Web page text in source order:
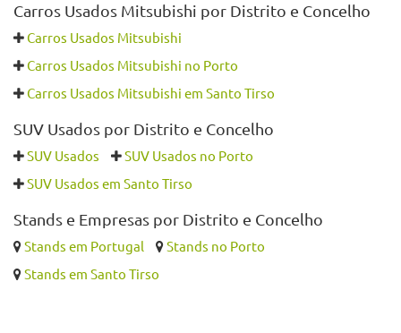
Carros Usados Mitsubishi por Distrito e Concelho
Carros Usados Mitsubishi
Carros Usados Mitsubishi no Porto
Carros Usados Mitsubishi em Santo Tirso
SUV Usados por Distrito e Concelho
SUV Usados
SUV Usados no Porto
SUV Usados em Santo Tirso
Stands e Empresas por Distrito e Concelho
Stands em Portugal
Stands no Porto
Stands em Santo Tirso